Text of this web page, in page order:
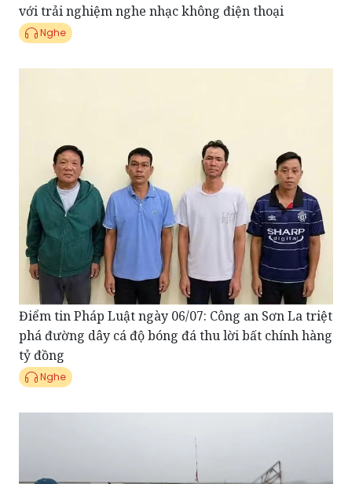
Điểm tin Pháp Luật ngày 06/07: Công an Sơn La triệt
phá đường dây cá độ bóng đá thu lời bất chính hàng
tỷ đồng
Nghe